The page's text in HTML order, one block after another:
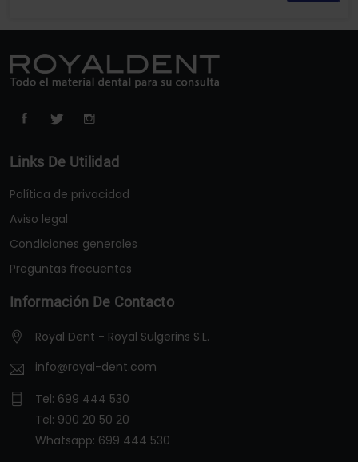
Links De Utilidad
Política de privacidad
Aviso legal
Condiciones generales
Preguntas frecuentes
Información De Contacto
Royal Dent - Royal Sulgerins S.L.
info@royal-dent.com
Tel: 699 444 530
Tel: 900 20 50 20
Whatsapp: 699 444 530